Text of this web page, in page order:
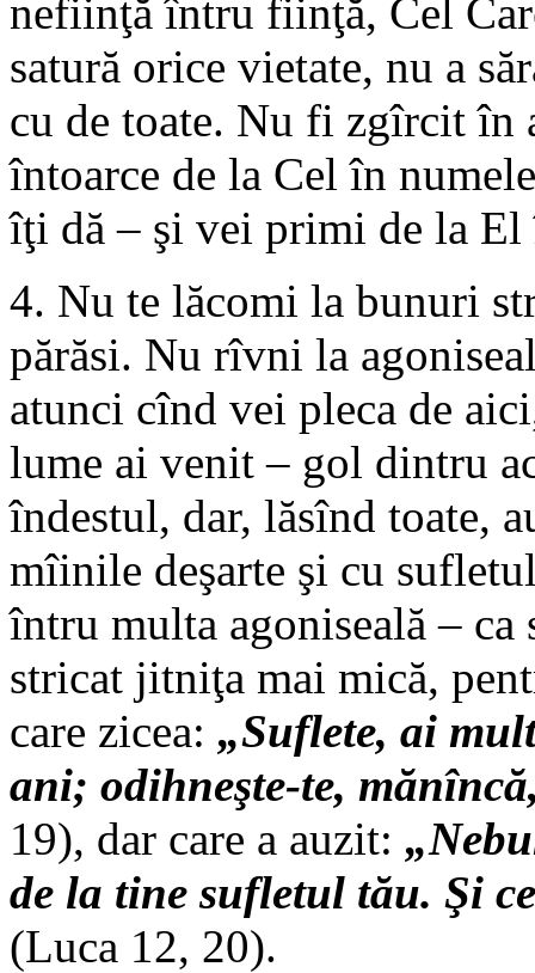
nefiinţă întru fiinţă, Cel
satură orice vietate, nu a
cu de toate. Nu fi zgîrcit în
întoarce de la Cel în
îţi dă – şi vei primi de la
4. Nu te lăcomi la bunuri
părăsi. Nu rîvni la
atunci cînd vei pleca de
lume ai venit – gol dintru
îndestul, dar, lăsînd toate,
mîinile deşarte şi cu
întru multa agoniseală – ca
stricat jitniţa mai mică,
care zicea: „Suflete, ai
ani; odihneşte-te,
19), dar care a auzit:
de la tine sufletul tău. Şi
(Luca 12, 20).